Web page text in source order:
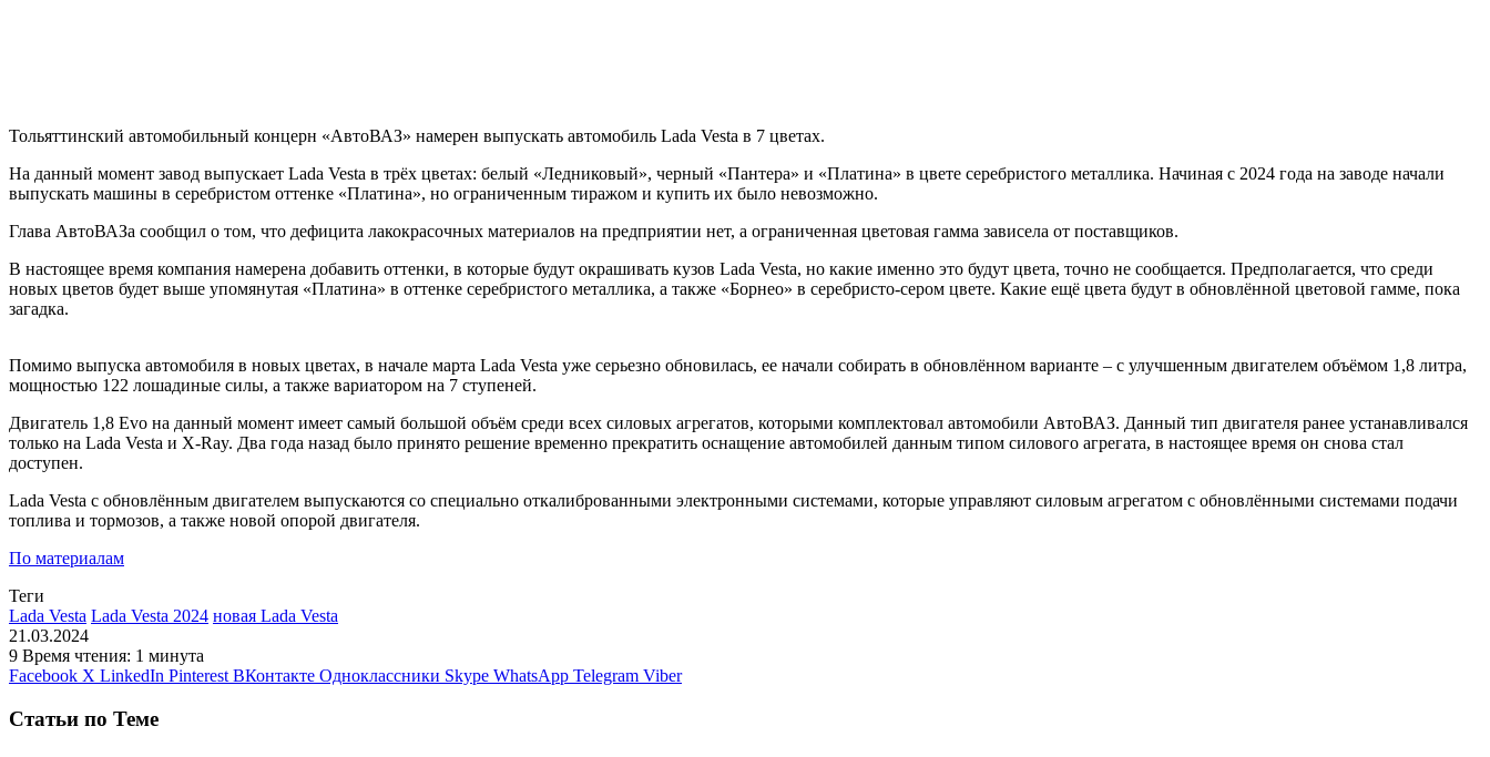
Тольяттинский автомобильный концерн «АвтоВАЗ» намерен выпускать автомобиль Lada Vesta в 7 цветах.
На данный момент завод выпускает Lada Vesta в трёх цветах: белый «Ледниковый», черный «Пантера» и «Платина» в цвете серебристого металлика. Начиная с 2024 года на заводе начали
выпускать машины в серебристом оттенке «Платина», но ограниченным тиражом и купить их было невозможно.
Глава АвтоВАЗа сообщил о том, что дефицита лакокрасочных материалов на предприятии нет, а ограниченная цветовая гамма зависела от поставщиков.
В настоящее время компания намерена добавить оттенки, в которые будут окрашивать кузов Lada Vesta, но какие именно это будут цвета, точно не сообщается. Предполагается, что среди
новых цветов будет выше упомянутая «Платина» в оттенке серебристого металлика, а также «Борнео» в серебристо-сером цвете. Какие ещё цвета будут в обновлённой цветовой гамме, пока
загадка.
Помимо выпуска автомобиля в новых цветах, в начале марта Lada Vesta уже серьезно обновилась, ее начали собирать в обновлённом варианте – с улучшенным двигателем объёмом 1,8 литра,
мощностью 122 лошадиные силы, а также вариатором на 7 ступеней.
Двигатель 1,8 Evo на данный момент имеет самый большой объём среди всех силовых агрегатов, которыми комплектовал автомобили АвтоВАЗ. Данный тип двигателя ранее устанавливался
только на Lada Vesta и X-Ray. Два года назад было принято решение временно прекратить оснащение автомобилей данным типом силового агрегата, в настоящее время он снова стал
доступен.
Lada Vesta с обновлённым двигателем выпускаются со специально откалиброванными электронными системами, которые управляют силовым агрегатом с обновлёнными системами подачи
топлива и тормозов, а также новой опорой двигателя.
По материалам
Теги
Lada Vesta Lada Vesta 2024 новая Lada Vesta
21.03.2024
9 Время чтения: 1 минута
Facebook X LinkedIn Pinterest ВКонтакте Одноклассники Skype WhatsApp Telegram Viber
Статьи по Теме